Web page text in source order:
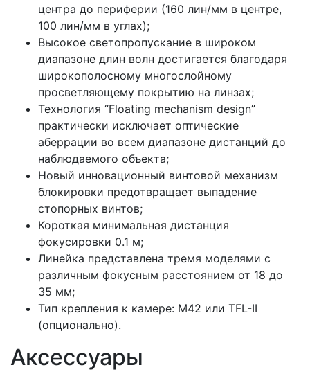
центра до периферии (160 лин/мм в центре,
100 лин/мм в углах);
Высокое светопропускание в широком
диапазоне длин волн достигается благодаря
широкополосному многослойному
просветляющему покрытию на линзах;
Технология “Floating mechanism design”
практически исключает оптические
аберрации во всем диапазоне дистанций до
наблюдаемого объекта;
Новый инновационный винтовой механизм
блокировки предотвращает выпадение
стопорных винтов;
Короткая минимальная дистанция
фокусировки 0.1 м;
Линейка представлена тремя моделями с
различным фокусным расстоянием от 18 до
35 мм;
Тип крепления к камере: M42 или TFL-II
(опционально).
Аксессуары